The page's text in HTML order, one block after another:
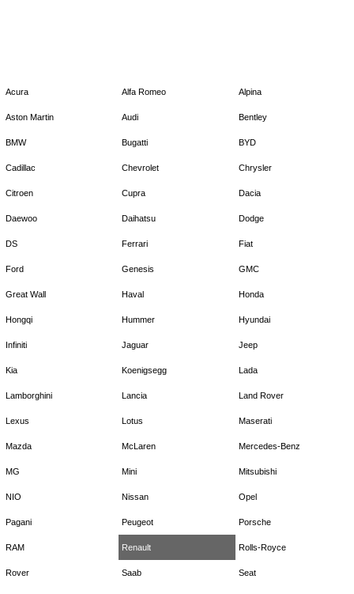
Acura Alfa Romeo Alpina
Aston Martin Audi Bentley
BMW Bugatti BYD
Cadillac Chevrolet Chrysler
Citroen Cupra Dacia
Daewoo Daihatsu Dodge
DS Ferrari Fiat
Ford Genesis GMC
Great Wall Haval Honda
Hongqi Hummer Hyundai
Infiniti Jaguar Jeep
Kia Koenigsegg Lada
Lamborghini Lancia Land Rover
Lexus Lotus Maserati
Mazda McLaren Mercedes-Benz
MG Mini Mitsubishi
NIO Nissan Opel
Pagani Peugeot Porsche
RAM Renault Rolls-Royce
Rover Saab Seat